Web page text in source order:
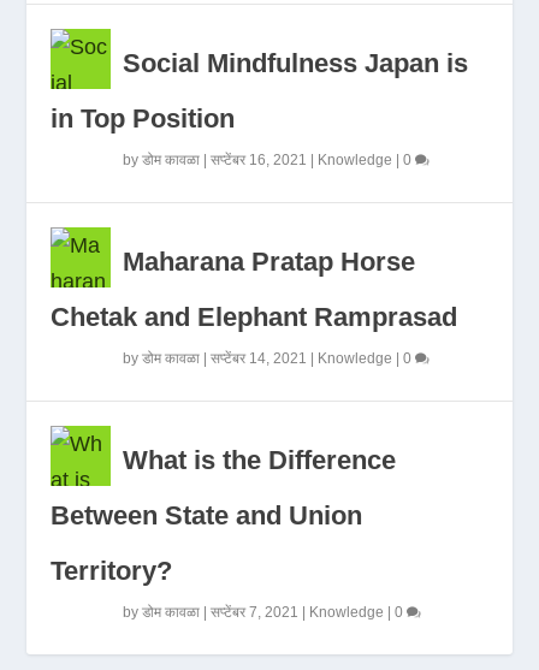
Social Mindfulness Japan is
in Top Position
byडोम कावळा |सप्टेंबर 16, 2021 Knowledge |0
Maharana Pratap Horse
Chetak and Elephant Ramprasad
byडोम कावळा |सप्टेंबर 14, 2021 Knowledge |0
What is the Difference
Between State and Union
Territory?
byडोम कावळा |सप्टेंबर 7, 2021 Knowledge |0